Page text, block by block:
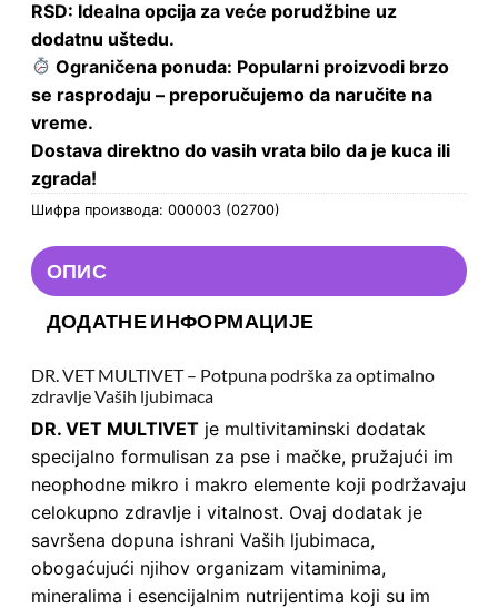
RSD: Idealna opcija za veće porudžbine uz
dodatnu uštedu.
Ograničena ponuda: Popularni proizvodi brzo
se rasprodaju – preporučujemo da naručite na
vreme.
Dostava direktno do vasih vrata bilo da je kuca ili
zgrada!
Шифра производа: 000003 (02700)
ОПИС
ДОДАТНЕ ИНФОРМАЦИЈЕ
DR. VET MULTIVET – Potpuna podrška za optimalno
zdravlje Vaših ljubimaca
DR. VET MULTIVET je multivitaminski dodatak
specijalno formulisan za pse i mačke, pružajući im
neophodne mikro i makro elemente koji podržavaju
celokupno zdravlje i vitalnost. Ovaj dodatak je
savršena dopuna ishrani Vaših ljubimaca,
obogaćujući njihov organizam vitaminima,
mineralima i esencijalnim nutrijentima koji su im